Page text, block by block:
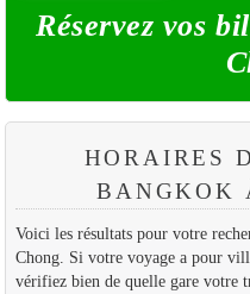
Réservez vos
HORAIRES
BANGKOK
Voici les résultats pour votre
Chong. Si votre voyage a pour
vérifiez bien de quelle gare votre